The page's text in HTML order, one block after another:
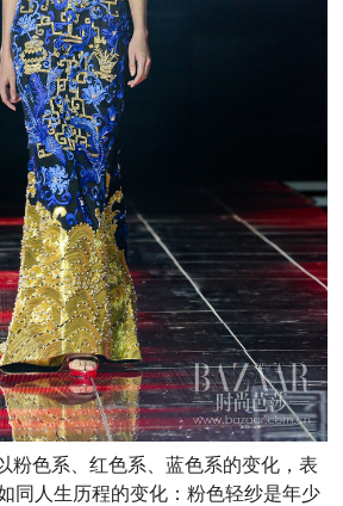
粉色系、红色系、蓝色系的变化，表
同人生历程的变化：粉色轻纱是年少